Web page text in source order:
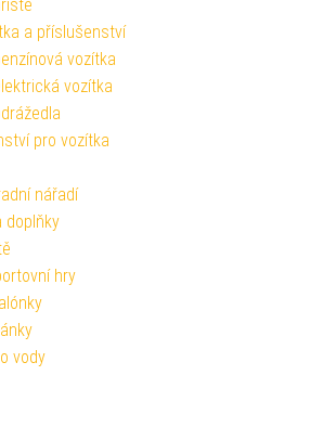
a příslušenství
vozítka
vozítka
pro vozítka
nářadí
doplňky
hry
vody